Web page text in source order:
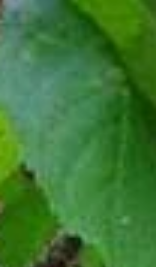
mutlusun? Hangisi? Tercihler mi?
Vazgeçtiklerin mi? Kaç “evet” dedin?